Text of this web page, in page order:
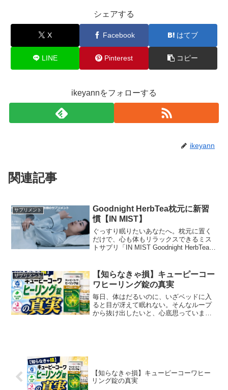
シェアする
X Facebook はてブ
LINE Pinterest コピー
ikeyannをフォローする
ikeyann
関連記事
サプリメント
Goodnight HerbTea枕元に新習
慣【IN MIST】
ぐっすり眠りたいあなたへ。枕元に置く
だけで、心も体もリラックスできるミス
トサプリ「IN MIST Goodnight HerbTea」
んとなく満足できていないと感じてい...
サプリメント
【知らなきゃ損】キューピーコー
ワヒーリング錠の真実
毎日、体はだるいのに、いざベッドに入
ると目が冴えて眠れない。そんなループ
から抜け出したいと、心底思っていませ
【知らなきゃ損】キューピーコーワヒー
リング錠の真実